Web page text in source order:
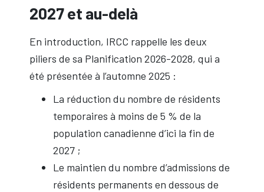
2027 et au-delà
En introduction, IRCC rappelle les deux
piliers de sa Planification 2026-2028, qui a
été présentée à l’automne 2025 :
La réduction du nombre de résidents
temporaires à moins de 5 % de la
population canadienne d’ici la fin de
2027 ;
Le maintien du nombre d’admissions de
résidents permanents en dessous de